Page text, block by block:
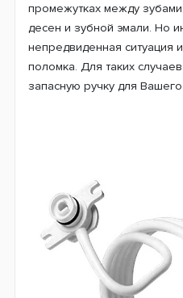
промежутках между
десен и зубной эмали. Но
непредвиденная ситуация
поломка. Для таких
запасную ручку для